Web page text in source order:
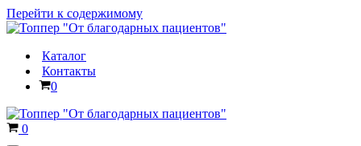
Перейти к содержимому
Каталог
Контакты
Корзина
0
Корзина
0